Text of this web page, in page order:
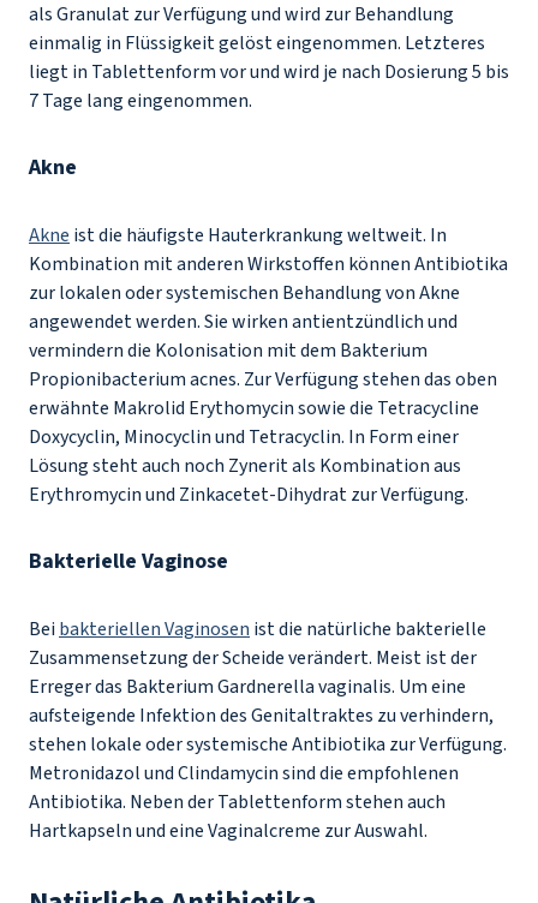
als Granulat zur Verfügung und wird zur Behandlung
einmalig in Flüssigkeit gelöst eingenommen. Letzteres
liegt in Tablettenform vor und wird je nach Dosierung 5 bis
7 Tage lang eingenommen.
Akne
Akne ist die häufigste Hauterkrankung weltweit. In
Kombination mit anderen Wirkstoffen können Antibiotika
zur lokalen oder systemischen Behandlung von Akne
angewendet werden. Sie wirken antientzündlich und
vermindern die Kolonisation mit dem Bakterium
Propionibacterium acnes. Zur Verfügung stehen das oben
erwähnte Makrolid Erythomycin sowie die Tetracycline
Doxycyclin, Minocyclin und Tetracyclin. In Form einer
Lösung steht auch noch Zynerit als Kombination aus
Erythromycin und Zinkacetet-Dihydrat zur Verfügung.
Bakterielle Vaginose
Bei bakteriellen Vaginosen ist die natürliche bakterielle
Zusammensetzung der Scheide verändert. Meist ist der
Erreger das Bakterium Gardnerella vaginalis. Um eine
aufsteigende Infektion des Genitaltraktes zu verhindern,
stehen lokale oder systemische Antibiotika zur Verfügung.
Metronidazol und Clindamycin sind die empfohlenen
Antibiotika. Neben der Tablettenform stehen auch
Hartkapseln und eine Vaginalcreme zur Auswahl.